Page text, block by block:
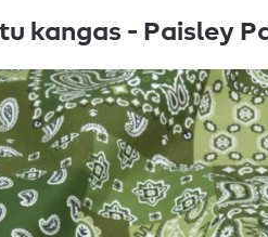
kangas - Paisley